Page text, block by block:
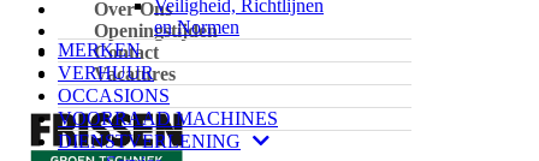
Veiligheid, Richtlijnen
en Normen
MERKEN
VERHUUR
OCCASIONS
VOORRAAD MACHINES
DIENSTVERLENING
Over Ons
Openingstijden
Contact
Vacatures